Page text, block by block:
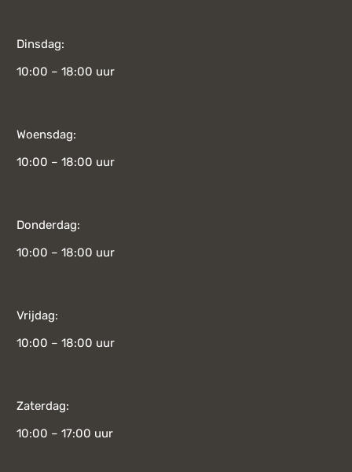
Dinsdag:
10:00 – 18:00 uur
Woensdag:
10:00 – 18:00 uur
Donderdag:
10:00 – 18:00 uur
Vrijdag:
10:00 – 18:00 uur
Zaterdag:
10:00 – 17:00 uur